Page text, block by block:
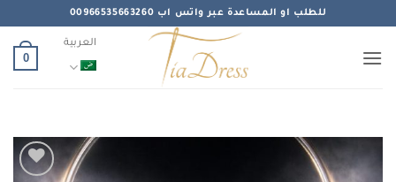
للطلب او المساعدة عبر واتس اب 00966535663260
العربية
0